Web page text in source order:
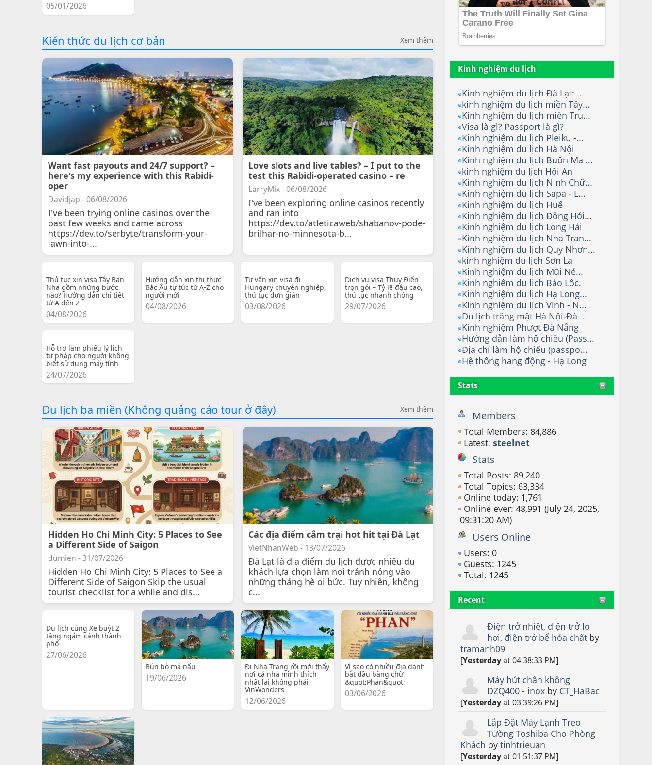
Kinh nghiệm du lịch
Kinh nghiệm du lịch Đà Lạt: ...
kinh nghiệm du lịch miền Tây...
Kinh nghiệm du lịch miền Tru...
Visa là gì? Passport là gì?
Kinh nghiệm du lịch Pleiku -...
Kinh nghiệm du lịch Hà Nội
Kinh nghiệm du lịch Buôn Ma ...
kinh nghiệm du lịch Hội An
Kinh nghiệm du lịch Ninh Chữ...
Kinh nghiệm du lịch Sapa - L...
Kinh nghiệm du lịch Huế
Kinh nghiệm du lịch Đồng Hới...
Kinh nghiệm du lịch Long Hải
Kinh nghiệm du lịch Nha Tran...
Kinh nghiệm du lịch Quy Nhơn...
kinh nghiệm du lịch Sơn La
Kinh nghiệm du lịch Mũi Né...
Kinh nghiệm du lịch Bảo Lộc.
Kinh nghiệm du lịch Hạ Long...
Kinh nghiệm du lịch Vinh - N...
Du lịch trăng mật Hà Nội-Đà ...
Kinh nghiệm Phượt Đà Nẵng
Hướng dẫn làm hộ chiếu (Pass...
Địa chỉ làm hộ chiếu (passpo...
Hệ thống hang động - Hạ Long
Stats
Members
Total Members: 84,886
Latest:steelnet
Stats
Total Posts: 89,240
Total Topics: 63,334
Online today: 1,761
Online ever: 48,991 (July 24, 2025,
09:31:20 AM)
Users Online
Users: 0
Guests: 1245
Total: 1245
Recent
Điện trở nhiệt, điện trở lò
hơi, điện trở bể hóa chấtby
tramanh09
[Yesterdayat 04:38:33 PM]
Máy hút chân không
DZQ400 - inoxby CT_HaBac
[Yesterdayat 03:39:26 PM]
Lắp Đặt Máy Lạnh Treo
Tường Toshiba Cho Phòng
Khách bytinhtrieuan
[Yesterdayat 01:51:37 PM]
05/01/2026
Kiến thức du lịch cơ bản Xem thêm
Want fast payouts and 24/7 support? –
here's my experience with this Rabidi-
oper
Davidjap - 06/08/2026
I've been trying online casinos over the
past few weeks and came across
https://dev.to/serbyte/transform-your-
lawn-into-...
Love slots and live tables? – I put to the
test this Rabidi-operated casino – re
LarryMix - 06/08/2026
I've been exploring online casinos recently
and ran into
https://dev.to/atleticaweb/shabanov-pode-
brilhar-no-minnesota-b...
Thủ tục xin visa Tây Ban
Nha gồm những bước
nào? Hướng dẫn chi tiết
từ A đến Z
04/08/2026
Hướng dẫn xin thị thực
Bắc Âu tự túc từ A-Z cho
người mới
04/08/2026
Tư vấn xin visa đi
Hungary chuyên nghiệp,
thủ tục đơn giản
03/08/2026
Dịch vụ visa Thụy Điển
trọn gói – Tỷ lệ đậu cao,
thủ tục nhanh chóng
29/07/2026
Hỗ trợ làm phiếu lý lịch
tư pháp cho người không
biết sử dụng máy tính
24/07/2026
Du lịch ba miền (Không quảng cáo tour ở đây) Xem thêm
Hidden Ho Chi Minh City: 5 Places to See
a Different Side of Saigon
dumien - 31/07/2026
Hidden Ho Chi Minh City: 5 Places to See a
Different Side of Saigon Skip the usual
tourist checklist for a while and dis...
Các địa điểm cắm trại hot hit tại Đà Lạt
VietNhanWeb - 13/07/2026
Đà Lạt là địa điểm du lịch được nhiều du
khách lựa chọn làm nơi tránh nóng vào
những tháng hè oi bức. Tuy nhiên, không
c...
Du lịch cùng Xe buýt 2
tầng ngắm cảnh thành
phố
27/06/2026
Bún bò má nấu
19/06/2026
Đi Nha Trang rồi mới thấy
nơi cả nhà mình thích
nhất lại không phải
VinWonders
12/06/2026
Vì sao có nhiều địa danh
bắt đầu bằng chữ
&quot;Phan&quot;
03/06/2026